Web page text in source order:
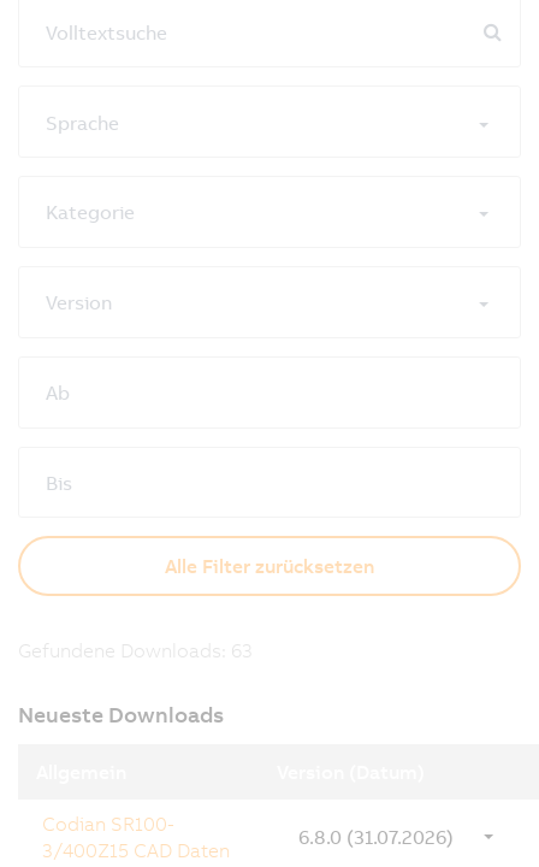
Volltextsuche
Sprache
Kategorie
Version
Ab
Bis
Alle Filter zurücksetzen
Gefundene Downloads: 63
Neueste Downloads
Codian SR100-
3/400Z15 CAD Daten
6.8.0 (31.07.2026)